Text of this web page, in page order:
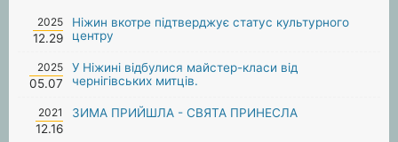
2025
12.29
Ніжин вкотре підтверджує статус культурного
центру
2025
05.07
У Ніжині відбулися майстер-класи від
чернігівських митців.
2021
12.16
ЗИМА ПРИЙШЛА - СВЯТА ПРИНЕСЛА